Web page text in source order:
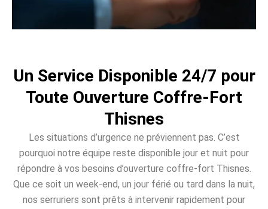
Un Service Disponible 24/7 pour
Toute Ouverture Coffre-Fort
Thisnes
Les situations d’urgence ne préviennent pas. C’est
pourquoi notre équipe reste disponible jour et nuit pour
répondre à vos besoins d’ouverture coffre-fort Thisnes.
Que ce soit un week-end, un jour férié ou tard dans la nuit,
nos serruriers sont prêts à intervenir rapidement pour